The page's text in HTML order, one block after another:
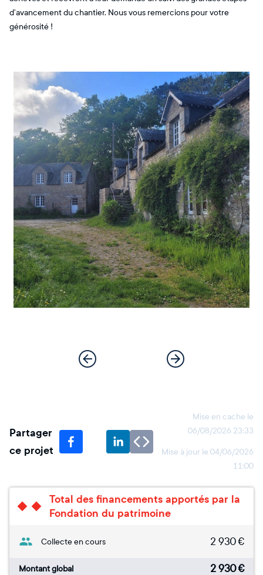
d’avancement du chantier. Nous vous remercions pour votre
générosité !
Partager
ce projet
Mise en cache le
06/08/2026 23:33
Mise à jour le 04/06/2026
11:00
Total des financements apportés par la
Fondation du patrimoine
Collecte en cours 2 930€
Montant global 2 930€